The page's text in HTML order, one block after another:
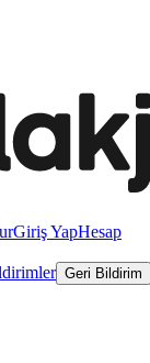
Giriş YapHesap
Geri Bildirim